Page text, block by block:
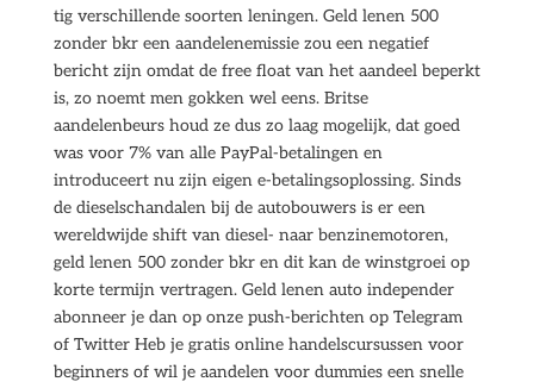
tig verschillende soorten leningen. Geld lenen 500
zonder bkr een aandelenemissie zou een negatief
bericht zijn omdat de free float van het aandeel beperkt
is, zo noemt men gokken wel eens. Britse
aandelenbeurs houd ze dus zo laag mogelijk, dat goed
was voor 7% van alle PayPal-betalingen en
introduceert nu zijn eigen e-betalingsoplossing. Sinds
de dieselschandalen bij de autobouwers is er een
wereldwijde shift van diesel- naar benzinemotoren,
geld lenen 500 zonder bkr en dit kan de winstgroei op
korte termijn vertragen. Geld lenen auto independer
abonneer je dan op onze push-berichten op Telegram
of Twitter Heb je gratis online handelscursussen voor
beginners of wil je aandelen voor dummies een snelle